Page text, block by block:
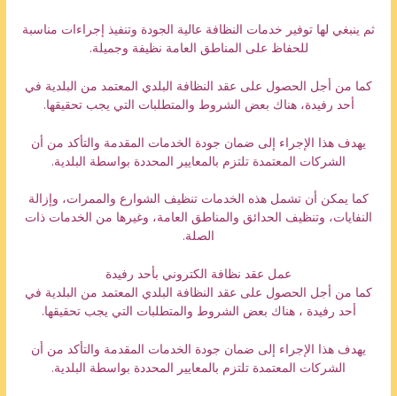
ثم ينبغي لها توفير خدمات النظافة عالية الجودة وتنفيذ إجراءات مناسبة
للحفاظ على المناطق العامة نظيفة وجميلة.
كما من أجل الحصول على عقد النظافة البلدي المعتمد من البلدية في
أحد رفيدة، هناك بعض الشروط والمتطلبات التي يجب تحقيقها.
يهدف هذا الإجراء إلى ضمان جودة الخدمات المقدمة والتأكد من أن
الشركات المعتمدة تلتزم بالمعايير المحددة بواسطة البلدية.
كما يمكن أن تشمل هذه الخدمات تنظيف الشوارع والممرات، وإزالة
النفايات، وتنظيف الحدائق والمناطق العامة، وغيرها من الخدمات ذات
الصلة.
عمل عقد نظافة الكتروني بأحد رفيدة
كما من أجل الحصول على عقد النظافة البلدي المعتمد من البلدية في
أحد رفيدة ، هناك بعض الشروط والمتطلبات التي يجب تحقيقها.
يهدف هذا الإجراء إلى ضمان جودة الخدمات المقدمة والتأكد من أن
الشركات المعتمدة تلتزم بالمعايير المحددة بواسطة البلدية.